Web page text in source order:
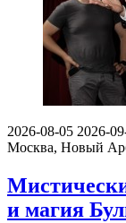
2026-08-05 2026-
Москва, Новый
и магия